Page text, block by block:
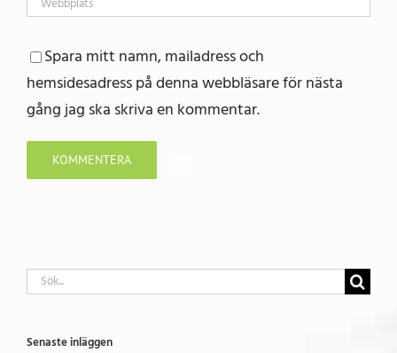
Spara mitt namn, mailadress och
hemsidesadress på denna webbläsare för nästa
gång jag ska skriva en kommentar.
Sök
Senaste inläggen